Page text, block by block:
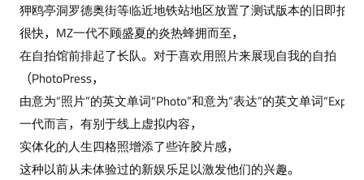
狎鸥亭洞罗德奥街等临近地铁站地区放置了测试版本的旧即拍
很快，MZ一代不顾盛夏的炎热蜂拥而至，
在自拍馆前排起了长队。对于喜欢用照片来展现自我的自拍
（PhotoPress，
由意为“照片”的英文单词“Photo”和意为“表达”的英文单词
一代而言，有别于线上虚拟内容，
实体化的人生四格照增添了些许胶片感，
这种以前从未体验过的新娱乐足以激发他们的兴趣。